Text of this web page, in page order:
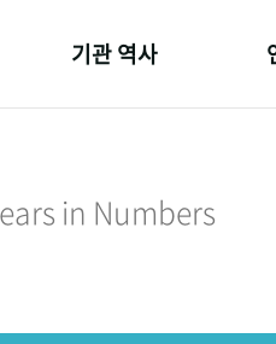
기관 역사
in Numbers